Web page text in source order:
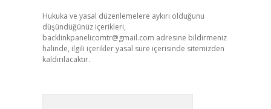
Hukuka ve yasal düzenlemelere aykırı olduğunu
düşündüğünüz içerikleri,
backlinkpanelicomtr@gmail.com adresine bildirmeniz
halinde, ilgili içerikler yasal süre içerisinde sitemizden
kaldırılacaktır.